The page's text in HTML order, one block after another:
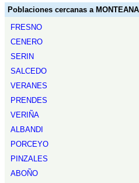
Poblaciones cercanas a
FRESNO
CENERO
SERIN
SALCEDO
VERANES
PRENDES
VERIÑA
ALBANDI
PORCEYO
PINZALES
ABOÑO